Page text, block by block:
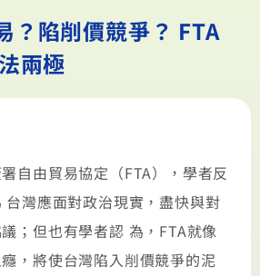
？陷削價競爭？ FTA
兩極
由貿易協定（FTA），學者反
台灣應面對政治現實，盡快與對
；但也有學者認 為，FTA就像
癮，將使台灣陷入削價競爭的泥